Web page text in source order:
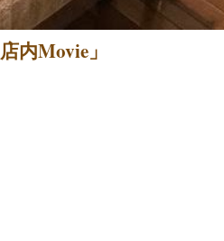
Movie」